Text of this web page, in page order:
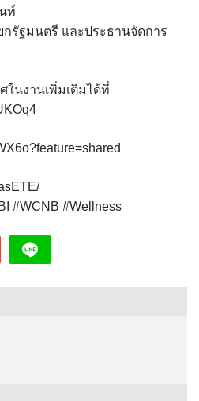
ท์
รัฐมนตรี และประธานจัดการ
นงานเพิ่มเติมได้ที่
#WCNB #Wellness